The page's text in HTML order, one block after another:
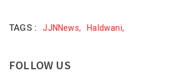
TAGS : JJNNews, Haldwani,
FOLLOW US